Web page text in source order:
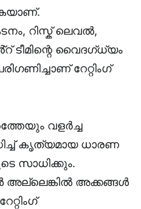
റിസ്ക് ലെവൽ,
ടീമിന്റെ വൈദഗ്ധ്യം
റേറ്റിംഗ്
വളർച്ച
കൃത്യമായ ധാരണ
സാധിക്കും.
അല്ലെങ്കിൽ അക്കങ്ങൾ